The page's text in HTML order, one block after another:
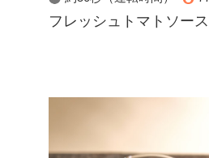
フレッシュトマトソース